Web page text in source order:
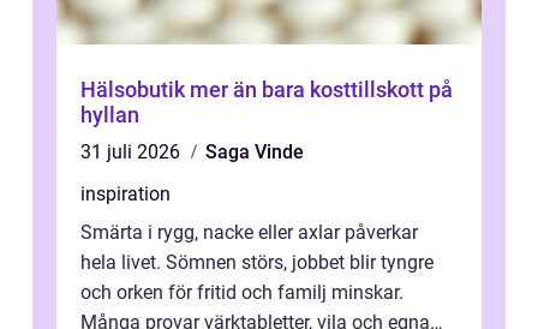
Hälsobutik mer än bara kosttillskott på
hyllan
31 juli 2026
Saga Vinde
inspiration
Smärta i rygg, nacke eller axlar påverkar
hela livet. Sömnen störs, jobbet blir tyngre
och orken för fritid och familj minskar.
Många provar värktabletter, vila och egna